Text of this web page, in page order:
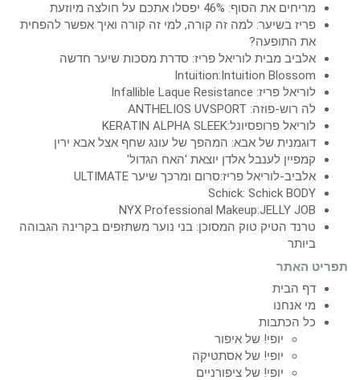
מריחים את הסוף: 46% יפסלו אתכם על חולצה מיוזעת
פריז בשיער: למה זה קורה, למי זה קורה ואיך אפשר להפחית
את התופעה?
אלביב מבית לוריאל פריז: סדרת מסכות שיער חדשה
Intuition:Intuition Blossom
לוריאל פריז: Infallible Laque Resistance
לה רוש-פוזה: ANTHELIOS UVSPORT
לוריאל פרופסיונל:KERATIN ALPHA SLEEK
דוגמנית של אבא: המהפך של עונג שחף אצל אבא ירין
קמפיין לענבל אלדן יוצאת 'האח הגדול'
אלביב-לוריאל פריז:סרום ומרכך שיער ULTIMATE
Schick: Schick BODY
NYX Professional Makeup:JELLY JOB
טרנד הטיק טוק המסוכן: בני נוער משתזפים בקרינה הגבוהה
ביותר
תפריט האתר
דף הבית
מי אנחנו
כל הכתבות
יופי! של איפור
יופי! של אסתטיקה
יופי! של ציפורניים